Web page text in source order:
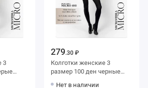
279.30 ₽
Колготки женские 3
размер 100 ден черные
Нет в наличии